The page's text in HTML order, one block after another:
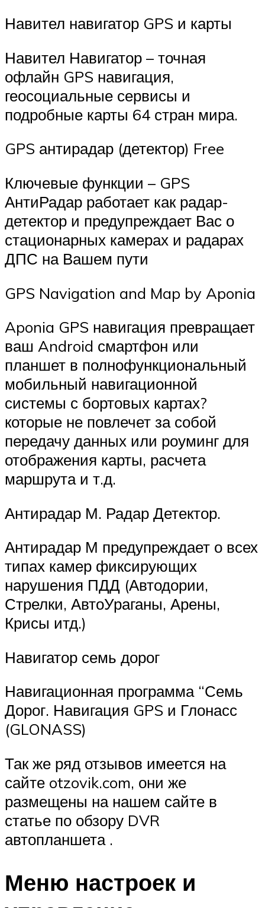
Навител навигатор GPS и карты
Навител Навигатор – точная
офлайн GPS навигация,
геосоциальные сервисы и
подробные карты 64 стран мира.
GPS антирадар (детектор) Free
Ключевые функции – GPS
АнтиРадар работает как радар-
детектор и предупреждает Вас о
стационарных камерах и радарах
ДПС на Вашем пути
GPS Navigation and Map by Aponia
Aponia GPS навигация превращает
ваш Android смартфон или
планшет в полнофункциональный
мобильный навигационной
системы с бортовых картах?
которые не повлечет за собой
передачу данных или роуминг для
отображения карты, расчета
маршрута и т.д.
Антирадар М. Радар Детектор.
Антирадар М предупреждает о всех
типах камер фиксирующих
нарушения ПДД (Автодории,
Стрелки, АвтоУраганы, Арены,
Крисы итд.)
Навигатор семь дорог
Навигационная программа “Семь
Дорог. Навигация GPS и Глонасс
(GLONASS)
Так же ряд отзывов имеется на
сайте otzovik.com, они же
размещены на нашем сайте в
статье по обзору DVR
автопланшета .
Меню настроек и